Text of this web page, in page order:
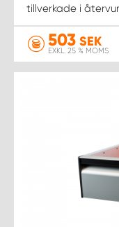
tillverkade i
503 SEK
EXKL. 25 % MOMS
WORK SYSTEM SKÖVDE
WORK SYSTEM
WORK SYSTEM
WORK SYSTEM SUNDSVALL